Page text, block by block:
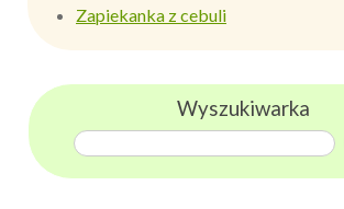
Zapiekanka z cebuli
Wyszukiwarka